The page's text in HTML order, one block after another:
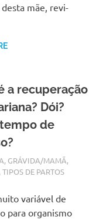
mãe, revi-
a recuperação
Dói?
de
2, 2017
, GRÁVIDA/MAMÃ,
TIPOS DE PARTOS
variável de
para organismo